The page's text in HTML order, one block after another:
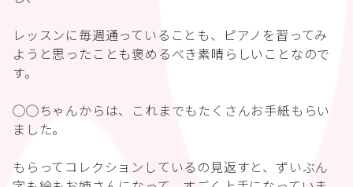
レッスンに毎週通っていることも、ピアノを習ってみ
ようと思ったことも褒めるべき素晴らしいことなので
す。
◯◯ちゃんからは、これまでもたくさんお手紙もらい
ました。
もらってコレクションしているの見返すと、ずいぶん